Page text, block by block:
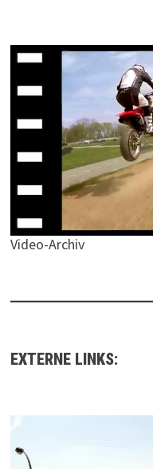
Video-Archiv
EXTERNE LINKS: